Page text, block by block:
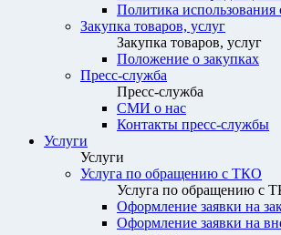
Политика использования
Закупка товаров, услуг
Закупка товаров, услуг
Положение о закупках
Пресс-служба
Пресс-служба
СМИ о нас
Контакты пресс-службы
Услуги
Услуги
Услуга по обращению с ТКО
Услуга по обращению с
Оформление заявки на
Оформление заявки на